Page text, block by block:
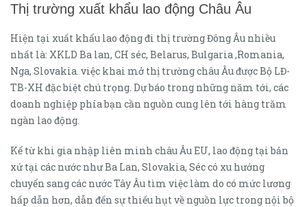
Thị trường xuất khẩu lao động Châu Âu
Hiện tại xuất khẩu lao động đi thị trường Đông Âu nhiều
nhất là: XKLD Ba lan, CH séc, Belarus, Bulgaria ,Romania,
Nga, Slovakia. việc khai mở thị trường châu Âu được Bộ LĐ-
TB-XH đặc biệt chú trọng. Dự báo trong những năm tới, các
doanh nghiệp phía bạn cần nguồn cung lên tới hàng trăm
ngàn lao động.
Kể từ khi gia nhập liên minh châu Âu EU, lao động tại bản
xứ tại các nước như Ba Lan, Slovakia, Séc có xu hướng
chuyển sang các nước Tây Âu tìm việc làm do có mức lương
hấp dẫn hơn, dẫn đến sự thiếu hụt về nguồn lực trong nội bộ